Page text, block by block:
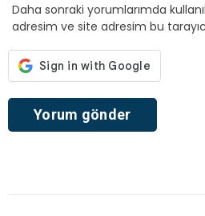
Daha sonraki yorumlarımda
adresim ve site adresim bu